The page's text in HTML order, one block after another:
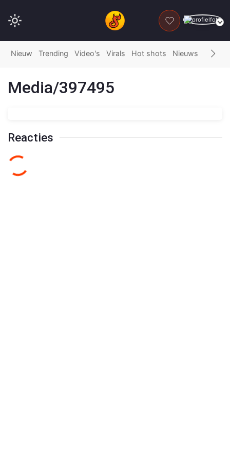
DONEER
Nieuw Trending Video's Virals Hot shots Nieuws Fails
Media/397495
Reacties